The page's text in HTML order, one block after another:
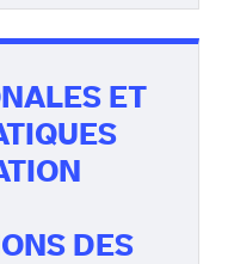
ET
DES